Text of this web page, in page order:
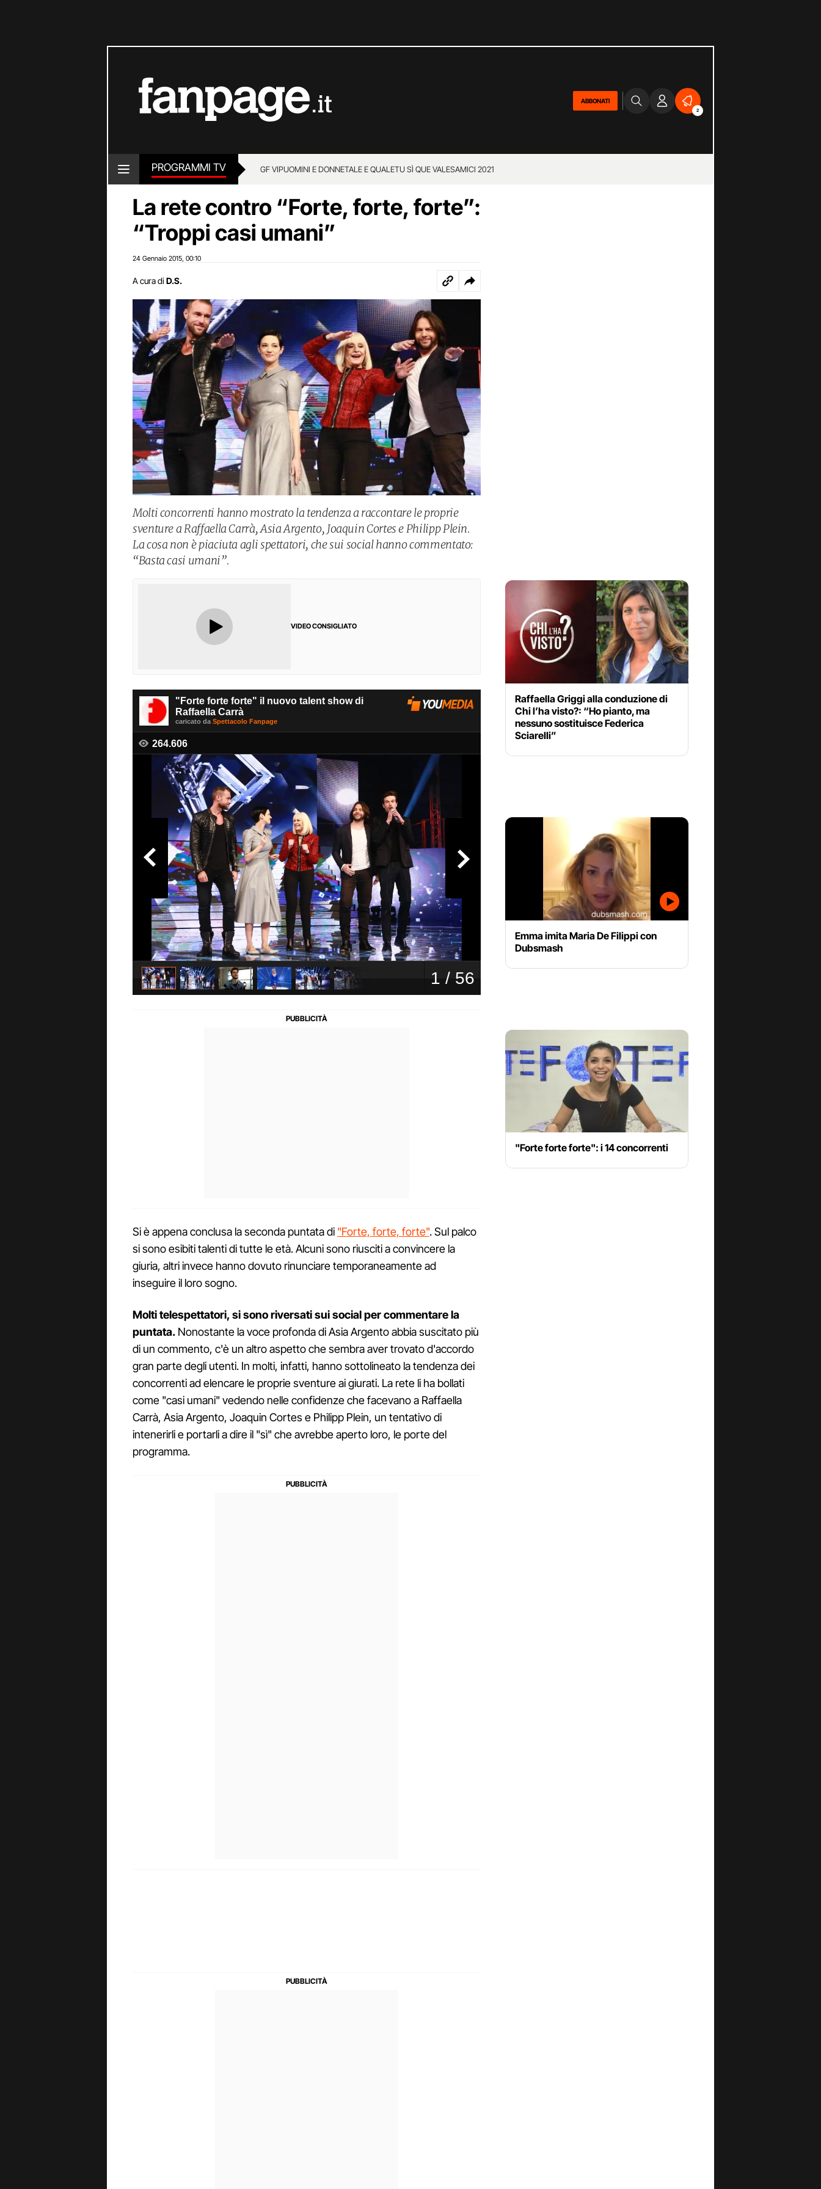
ABBONATI
2
PROGRAMMI TV GF VIPUOMINI E DONNETALE E QUALETU SÌ QUE VALESAMICI 2021
La rete contro “Forte, forte, forte”:
“Troppi casi umani”
24 Gennaio 2015 00:10
A cura di D.S.
Molti concorrenti hanno mostrato la tendenza a raccontare le proprie
sventure a Raffaella Carrà, Asia Argento, Joaquin Cortes e Philipp Plein.
La cosa non è piaciuta agli spettatori, che sui social hanno commentato:
“Basta casi umani”.
VIDEO CONSIGLIATO
Si è appena conclusa la seconda puntata di "Forte, forte, forte". Sul palco
si sono esibiti talenti di tutte le età. Alcuni sono riusciti a convincere la
giuria, altri invece hanno dovuto rinunciare temporaneamente ad
inseguire il loro sogno.
Molti telespettatori, si sono riversati sui social per commentare la
puntata. Nonostante la voce profonda di Asia Argento abbia suscitato più
di un commento, c'è un altro aspetto che sembra aver trovato d'accordo
gran parte degli utenti. In molti, infatti, hanno sottolineato la tendenza dei
concorrenti ad elencare le proprie sventure ai giurati. La rete li ha bollati
come "casi umani" vedendo nelle confidenze che facevano a Raffaella
Carrà, Asia Argento, Joaquin Cortes e Philipp Plein, un tentativo di
intenerirli e portarli a dire il "sì" che avrebbe aperto loro, le porte del
programma.
Raffaella Griggi alla conduzione di
Chi l’ha visto?: “Ho pianto, ma
nessuno sostituisce Federica
Sciarelli”
Emma imita Maria De Filippi con
Dubsmash
"Forte forte forte": i 14 concorrenti